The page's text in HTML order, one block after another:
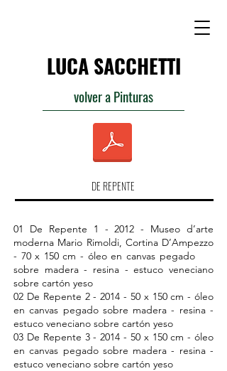
LUCA SACCHETTI
volver a Pinturas
01 De Repente 1 - 2012 - Museo d’arte
moderna Mario Rimoldi, Cortina D’Ampezzo
- 70 x 150 cm - óleo en canvas pegado
sobre madera - resina - estuco veneciano
sobre cartón yeso
02 De Repente 2 - 2014 - 50x 150 cm - óleo
en canvas pegado sobre madera - resina -
estuco veneciano sobre cartón yeso
03 De Repente 3 - 2014 - 50x 150 cm - óleo
en canvas pegado sobre madera - resina -
estuco veneciano sobre cartón yeso
DE REPENTE